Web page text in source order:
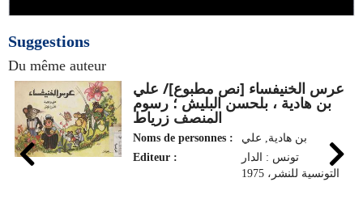
Suggestions
Du même auteur
عرس الخنيفساء [نص مطبوع]/ علي
بن هادية ، بلحسن البليش ؛ رسوم
المنصف زرياط
Noms de personnes :
بن هادية, علي
Editeur :
تونس : الدار
التونسية للنشر، 1975